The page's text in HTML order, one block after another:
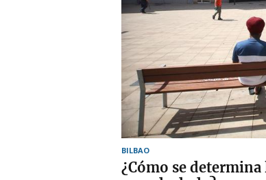
BILBAO
¿Cómo se